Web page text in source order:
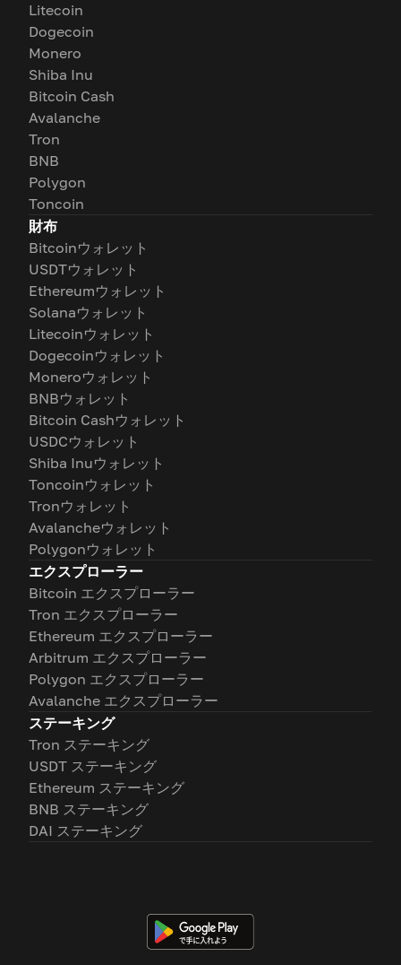
Litecoin
Dogecoin
Monero
Shiba Inu
Bitcoin Cash
Avalanche
Tron
BNB
Polygon
Toncoin
財布
Bitcoinウォレット
USDTウォレット
Ethereumウォレット
Solanaウォレット
Litecoinウォレット
Dogecoinウォレット
Moneroウォレット
BNBウォレット
Bitcoin Cashウォレット
USDCウォレット
Shiba Inuウォレット
Toncoinウォレット
Tronウォレット
Avalancheウォレット
Polygonウォレット
エクスプローラー
Bitcoin エクスプローラー
Tron エクスプローラー
Ethereum エクスプローラー
Arbitrum エクスプローラー
Polygon エクスプローラー
Avalanche エクスプローラー
ステーキング
Tron ステーキング
USDT ステーキング
Ethereum ステーキング
BNB ステーキング
DAI ステーキング